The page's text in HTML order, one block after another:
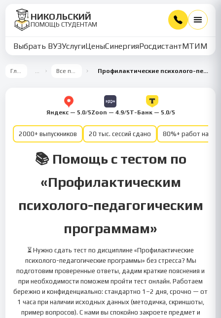
НИКОЛЬСКИЙ
ПОМОЩЬ СТУДЕНТАМ
Выбрать ВУЗУслугиЦеныСинергияРосдистантМТИММУ
Главная … Все предметы Профилактические психолого-педагогические программы
Яндекс — 5.0/5Zoon — 4.9/5Т-Банк — 5.0/5
2000+ выпускников 20 тыс. сессий сдано 80%+ работ на
📚 Помощь с тестом по
«Профилактическим
психолого-педагогическим
программам»
⏳ Нужно сдать тест по дисциплине «Профилактические
психолого-педагогические программы» без стресса? Мы
подготовим проверенные ответы, дадим краткие пояснения и
при необходимости поможем пройти тест онлайн. Работаем
бережно и конфиденциально: стандартно 1–2 дня, срочно — от
1 часа при наличии исходных данных (методичка, скриншоты,
пример вопросов). С нами вы спокойно закроете предмет и